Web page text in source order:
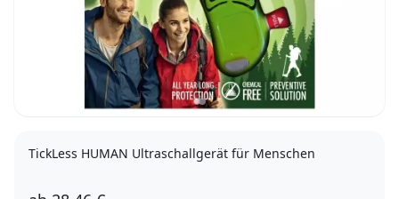
TickLess HUMAN Ultraschallgerät für Menschen